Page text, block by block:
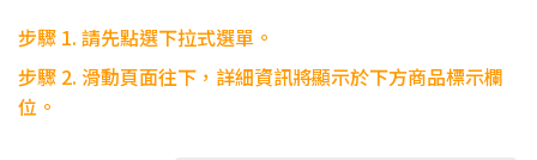
到
NT$202
步驟 1. 請先點選下拉式選單。
步驟 2. 滑動頁面往下，詳細資訊將顯示於下方商品標示欄
位。